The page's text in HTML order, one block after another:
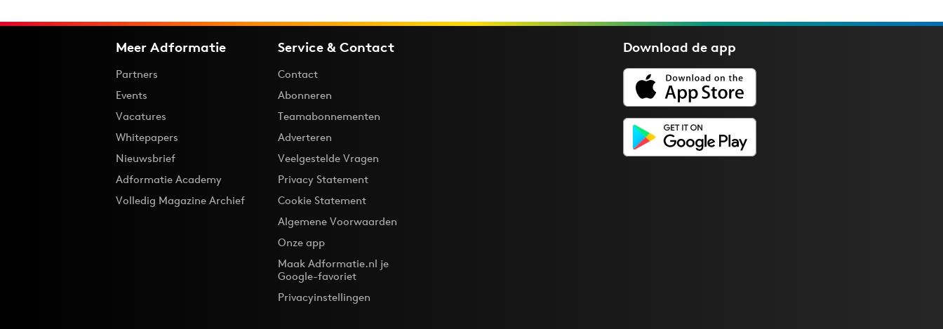
Meer Adformatie
Partners
Events
Vacatures
Whitepapers
Nieuwsbrief
Adformatie Academy
Volledig Magazine Archief
Service & Contact
Contact
Abonneren
Teamabonnementen
Adverteren
Veelgestelde Vragen
Privacy Statement
Cookie Statement
Algemene Voorwaarden
Onze app
Maak Adformatie.nl je
Google-favoriet
Privacyinstellingen
Download deapp